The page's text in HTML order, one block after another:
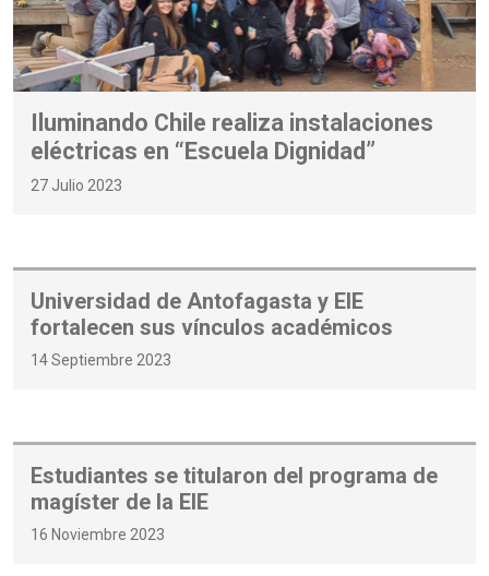
Iluminando Chile realiza instalaciones
eléctricas en “Escuela Dignidad”
27 Julio 2023
Universidad de Antofagasta y EIE
fortalecen sus vínculos académicos
14 Septiembre 2023
Estudiantes se titularon del programa de
magíster de la EIE
16 Noviembre 2023